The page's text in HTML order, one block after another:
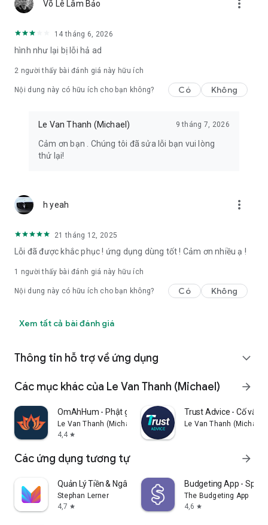
Võ Lê Lâm Bảo more_vert
14 tháng 6, 2026
hình như lại bị lỗi hả ad
2 người thấy bài đánh giá này hữu ích
Nội dung này có hữu ích cho bạn không? Có Không
Le Van Thanh (Michael) 9 tháng 7, 2026
Cảm ơn bạn . Chúng tôi đã sửa lỗi bạn vui lòng
thử lại!
h yeah more_vert
21 tháng 12, 2025
Lỗi đã được khắc phục ! ứng dụng dùng tốt ! Cảm ơn nhiều ạ !
1 người thấy bài đánh giá này hữu ích
Nội dung này có hữu ích cho bạn không? Có Không
Xem tất cả bài đánh giá
Thông tin hỗ trợ về ứng dụng expand_more
Các mục khác của Le Van Thanh (Michael) arrow_forward
OmAhHum - Phật giáo Toàn cầu
Le Van Thanh (Michael)
4,4 star
Trust Advice - Cố vấn
Le Van Thanh (Michael)
Các ứng dụng tương tự arrow_forward
Quản Lý Tiền & Ngân Sách Monee
Stephan Lerner
4,7 star
Budgeting App -
The Budgeting App
4,6 star